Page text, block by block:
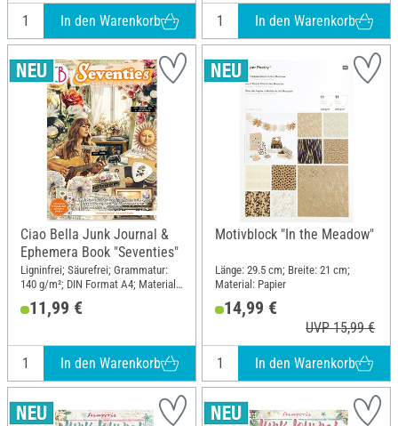
In den Warenkorb In den Warenkorb
Ciao Bella Junk Journal &
Ephemera Book "Seventies"
Ligninfrei; Säurefrei; Grammatur:
140 g/m²; DIN Format A4; Material:
Papier
11,99 €
In den Warenkorb
Motivblock "In the Meadow"
Länge: 29.5 cm; Breite: 21 cm;
Material: Papier
14,99 €
UVP 15,99 €
In den Warenkorb